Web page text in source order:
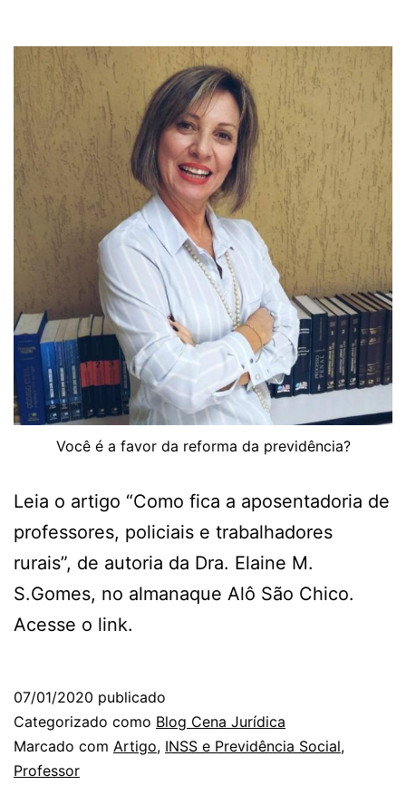
Você é a favor da reforma da previdência?
Leia o artigo “Como fica a aposentadoria de
professores, policiais e trabalhadores
rurais”, de autoria da Dra. Elaine M.
S.Gomes, no almanaque Alô São Chico.
Acesse o link.
07/01/2020 publicado
Categorizado como Blog Cena Jurídica
Marcado com Artigo, INSS e Previdência Social,
Professor